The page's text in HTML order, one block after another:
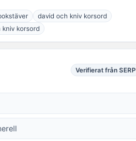
david och kniv korsord
korsord
Verifierat från SERP